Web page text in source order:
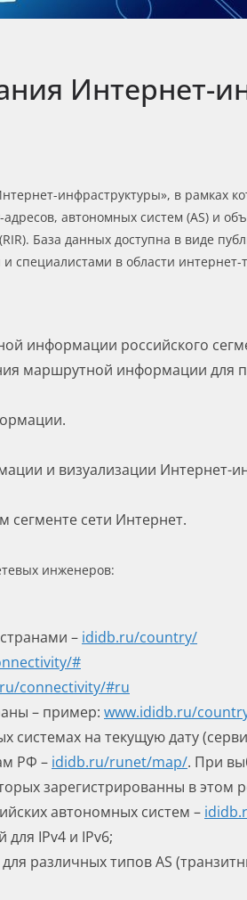
Интернет-
инфраструктуры», в рамках
автономных систем (AS) и
База данных доступна в виде
специалистами в области интернет-
информации российского
маршрутной информации для
и визуализации Интернет-
сегменте сети Интернет.
инженеров:
– ididb.ru/country/
/#
connectivity/#ru
– пример: www.ididb.ru/
системах на текущую дату
РФ – ididb.ru/runet/map/. При
зарегистрированны в этом
автономных систем –
IPv4 и IPv6;
различных типов AS